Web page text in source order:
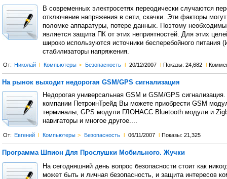
В современных электросетях переодически случаются
отключение напряжения в сети, скачки. Эти факторы могут
поломке аппаратуры, потере данных. Поэтому
является защита ПК от этих неприятностей. Для этих
широко используются источники бесперебойного питания
стабилизаторы напряжения.
От: Николай l Компьютеры > Безопасность l 20/12/2007 l Показы: 24,682 l
На рынок выходит недорогая GSM/GPS сигнализация
Недорогая универсальная GSM и GSM/GPS
компании ПетроинТрейд Вы можете приобрести GSM
терминалы, GPS модули ГЛОНАСС Bluetooth модули и
навигаторы и многое другое....
От: Евгений l Компьютеры > Безопасность l 06/11/2007 l Показы: 21,325
Программа Шпион Для Прослушки Мобильного. Жучки
На сегодняшний день вопрос безопасности стоит как
может быть и личная безопасность, и защита интересов